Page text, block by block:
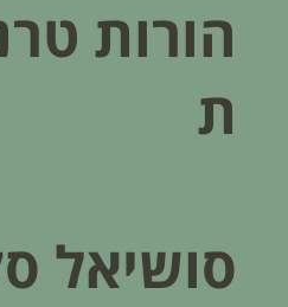
הורות
ת
סושיאל